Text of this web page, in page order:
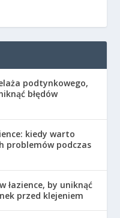
podtynkowego,
błędów
kiedy warto
problemów podczas
łazience, by uniknąć
przed klejeniem